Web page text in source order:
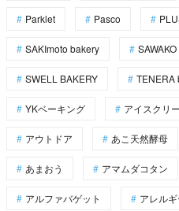
Parklet Pasco
SAKImoto bakery SAWAKO
SWELL BAKERY TENERA
YKベーキング アイスクリ
アウトドア あこ天然酵母
あまおう アマムダコタン
アルファバゲット アレル